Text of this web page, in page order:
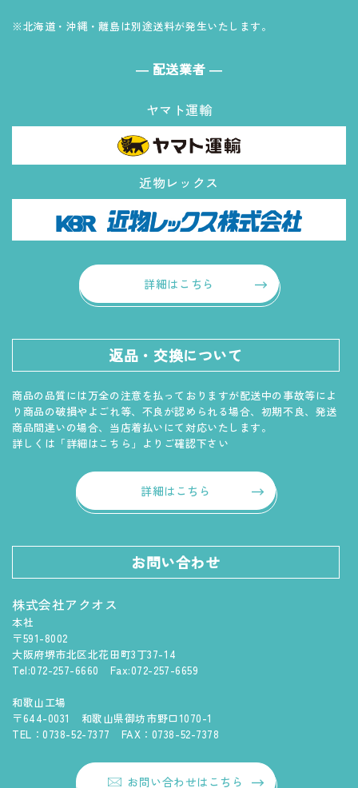
※北海道・沖縄・離島は別途送料が発生いたします。
― 配送業者 ―
ヤマト運輸
近物レックス
詳細はこちら
返品・交換について
商品の品質には万全の注意を払っておりますが配送中の事故等によ
り商品の破損やよごれ等、不良が認められる場合、初期不良、発送
商品間違いの場合、当店着払いにて対応いたします。
詳しくは「詳細はこちら」よりご確認下さい
詳細はこちら
お問い合わせ
株式会社アクオス
本社
〒591-8002
大阪府堺市北区北花田町3丁37-14
Tel:072-257-6660 Fax:072-257-6659
和歌山工場
〒644-0031 和歌山県御坊市野口1070-1
TEL：0738-52-7377 FAX：0738-52-7378
お問い合わせはこちら